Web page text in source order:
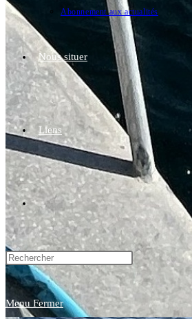
Abonnement aux actualités
Nous situer
Liens
Toggle
website
Menu Fermer